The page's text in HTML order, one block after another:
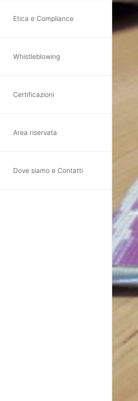
Etica e Compliance
Whistleblowing
Certificazioni
Area riservata
Dove siamo e Contatti